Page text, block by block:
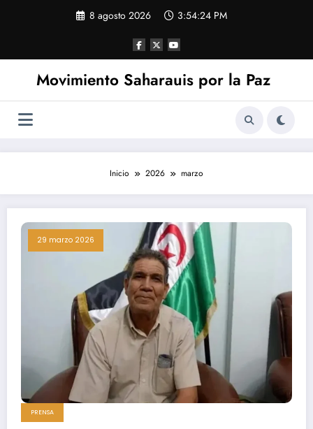
8 agosto 2026 3:54:25 PM
Movimiento Saharauis por la Paz
Inicio 2026 marzo
29 marzo 2026
PRENSA